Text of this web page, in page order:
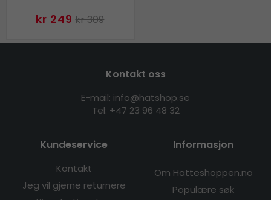
kr 249 kr 309
Kontakt oss
E-mail: info@hatshop.se
Tel: +47 23 96 48 32
Kundeservice
Kontakt
Jeg vil gjerne returnere
Informasjon
Om Hatteshoppen.no
Populære søk